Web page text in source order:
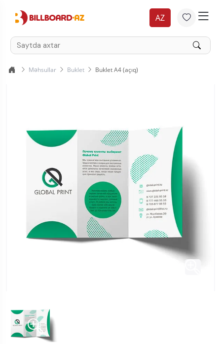
AZ
Məhsullar Buklet Buklet A4 (açıq)